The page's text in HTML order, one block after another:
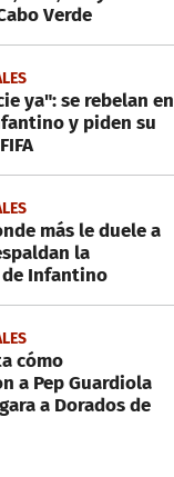
Verde
ya": se rebelan en
y piden su
más le duele a
la
Infantino
cómo
a Pep Guardiola
a Dorados de